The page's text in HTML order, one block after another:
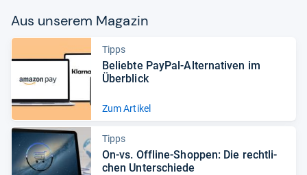
Aus unse­rem Maga­zin
Tipps
Beliebte PayPal-​Alter­na­ti­ven im
Über­blick
Zum Artikel
Tipps
On-​vs. Off­line-​Shop­pen: Die recht­li­
chen Unter­schiede